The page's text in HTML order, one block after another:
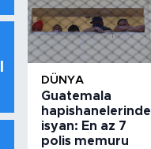
DÜNYA
Guatemala
hapishanelerinde
isyan: En az 7
polis memuru